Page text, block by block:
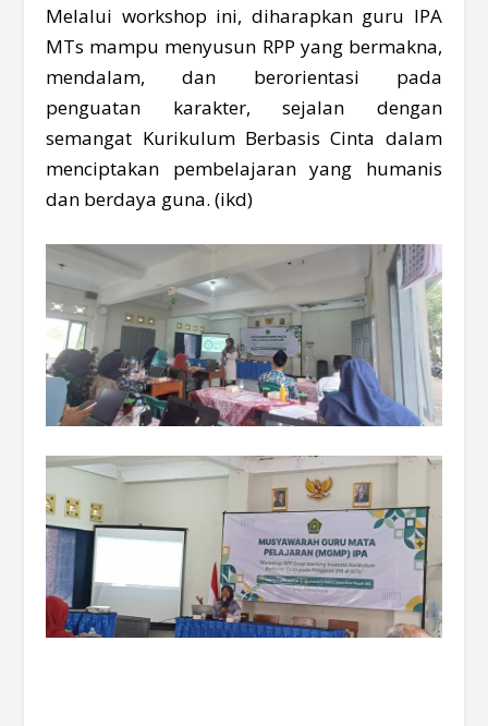
Melalui workshop ini, diharapkan guru IPA
MTs mampu menyusun RPP yang bermakna,
mendalam, dan berorientasi pada
penguatan karakter, sejalan dengan
semangat Kurikulum Berbasis Cinta dalam
menciptakan pembelajaran yang humanis
dan berdaya guna. (ikd)